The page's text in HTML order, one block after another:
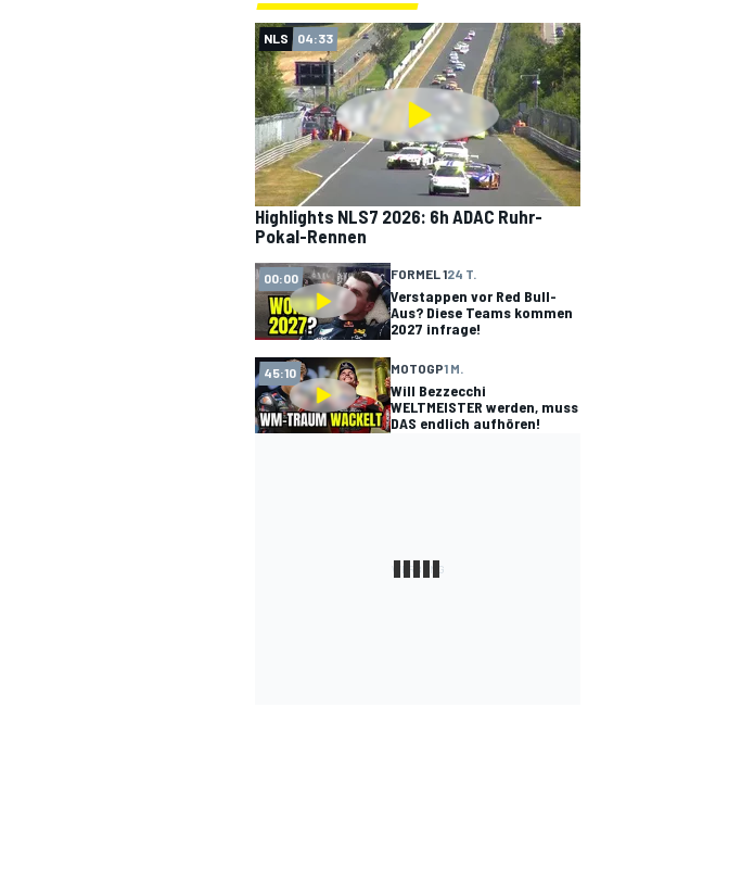
NLS 04:33
Highlights NLS7 2026: 6h ADAC Ruhr-
Pokal-Rennen
00:00 FORMEL 124 T.
Verstappen vor Red Bull-
Aus? Diese Teams kommen
2027 infrage!
45:10 MOTOGP1 M.
Will Bezzecchi
WELTMEISTER werden, muss
DAS endlich aufhören!